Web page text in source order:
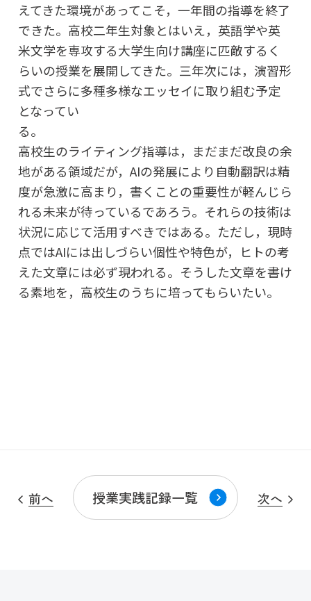
えてきた環境があってこそ，一年間の指導を終了
できた。高校二年生対象とはいえ，英語学や英
米文学を専攻する大学生向け講座に匹敵するく
らいの授業を展開してきた。三年次には，演習形
式でさらに多種多様なエッセイに取り組む予定
となってい
高校生のライティング指導は，まだまだ改良の余
地がある領域だが，AIの発展により自動翻訳は精
度が急激に高まり，書くことの重要性が軽んじら
れる未来が待っているであろう。それらの技術は
状況に応じて活用すべきではある。ただし，現時
点ではAIには出しづらい個性や特色が，ヒトの考
えた文章には必ず現われる。そうした文章を書け
る素地を，高校生のうちに培ってもらいたい。
前へ 授業実践記録一覧 次へ